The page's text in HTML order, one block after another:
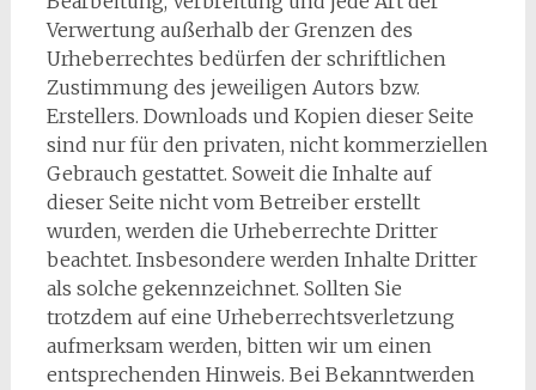
Verwertung außerhalb der Grenzen des
Urheberrechtes bedürfen der schriftlichen
Zustimmung des jeweiligen Autors bzw.
Erstellers. Downloads und Kopien dieser Seite
sind nur für den privaten, nicht kommerziellen
Gebrauch gestattet. Soweit die Inhalte auf
dieser Seite nicht vom Betreiber erstellt
wurden, werden die Urheberrechte Dritter
beachtet. Insbesondere werden Inhalte Dritter
als solche gekennzeichnet. Sollten Sie
trotzdem auf eine Urheberrechtsverletzung
aufmerksam werden, bitten wir um einen
entsprechenden Hinweis. Bei Bekanntwerden